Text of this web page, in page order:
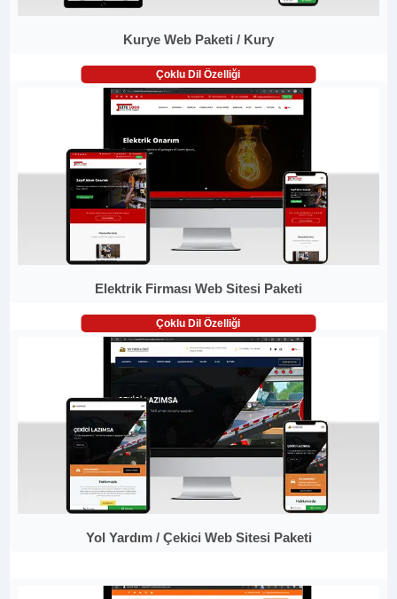
Kurye Web Paketi / Kury
Çoklu Dil Özelliği
Elektrik Firması Web Sitesi Paketi
Çoklu Dil Özelliği
Yol Yardım / Çekici Web Sitesi Paketi